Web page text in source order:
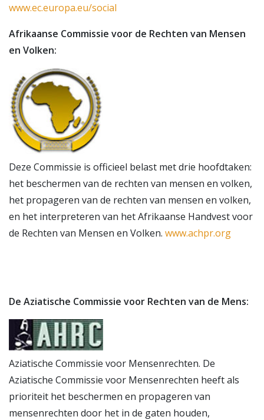
www.ec.europa.eu/social
Afrikaanse Commissie voor de Rechten van Mensen
en Volken:
Deze Commissie is officieel belast met drie hoofdtaken:
het beschermen van de rechten van mensen en volken,
het propageren van de rechten van mensen en volken,
en het interpreteren van het Afrikaanse Handvest voor
de Rechten van Mensen en Volken. www.achpr.org
De Aziatische Commissie voor Rechten van de Mens:
Aziatische Commissie voor Mensenrechten. De
Aziatische Commissie voor Mensenrechten heeft als
prioriteit het beschermen en propageren van
mensenrechten door het in de gaten houden,
ABONNEER JE OP UPDATES EN MANIEREN
OM TE HELPEN
NEE, BEDANKT